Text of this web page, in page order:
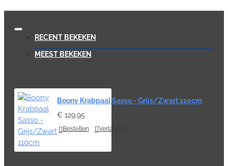
RECENT BEKEKEN
MEEST BEKEKEN
Boony Krabpaal Sasso - Grijs/Zwart 110cm
€ 129,95
Bestellen Verlanglijst